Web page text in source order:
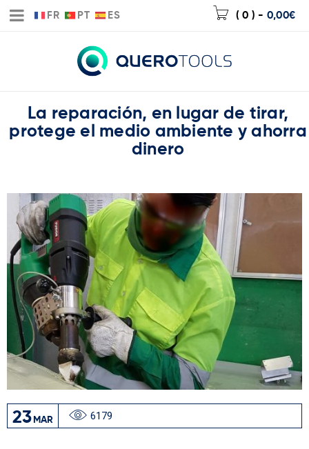
FR PT ES ( 0 ) - 0,00€
La reparación, en lugar de tirar,
protege el medio ambiente y ahorra
dinero
23 MAR 6179